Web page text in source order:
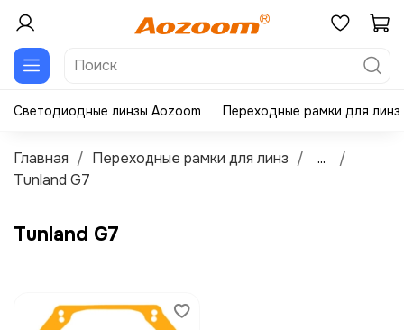
Светодиодные линзы Aozoom Переходные рамки для линз
Главная Переходные рамки для линз
...
Tunland G7
Tunland G7